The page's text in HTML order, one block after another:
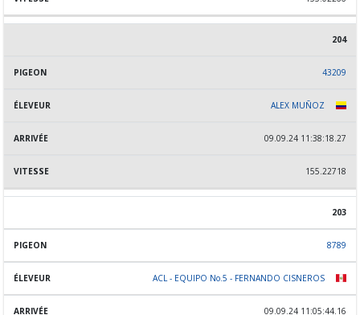
204
43209
ALEX MUÑOZ
09.09.24 11:38:18.27
155.22718
203
8789
ACL - EQUIPO No.5 - FERNANDO CISNEROS
09.09.24 11:05:44.16